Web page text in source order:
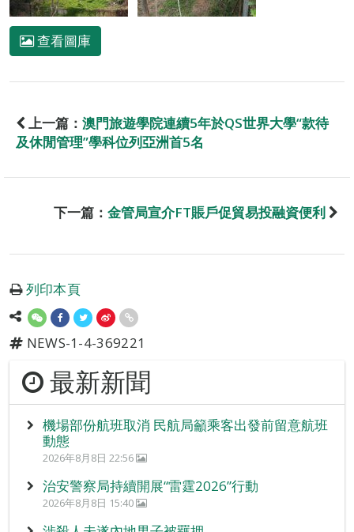
查看圖庫
上一篇： 澳門旅遊學院連續5年於QS世界大學“款待
及休閒管理”學科位列亞洲首5名
下一篇： 金管局宣介FT賬戶促貿易投融資便利
列印本頁
NEWS-1-4-369221
最新新聞
機場部份航班取消 民航局籲乘客出發前留意航班
動態
2026年8月8日 22:56
治安警察局持續開展“雷霆2026”行動
2026年8月8日 15:40